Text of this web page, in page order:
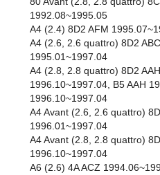
1992.08~1995.05
A4 (2.4) 8D2 AFM
A4 (2.6, 2.6 quattro) 8D2
1995.01~1997.04
A4 (2.8, 2.8 quattro) 8D2
1996.10~1997.04, B5 AAH
1996.10~1997.04
A4 Avant (2.6, 2.6 quattro)
1996.01~1997.04
A4 Avant (2.8, 2.8 quattro)
1996.10~1997.04
A6 (2.6) 4A ACZ